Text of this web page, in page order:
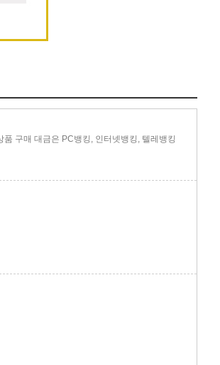
구매 대금은 PC뱅킹, 인터넷뱅킹, 텔레뱅킹